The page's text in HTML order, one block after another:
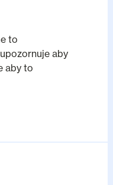
to
aby
aby to